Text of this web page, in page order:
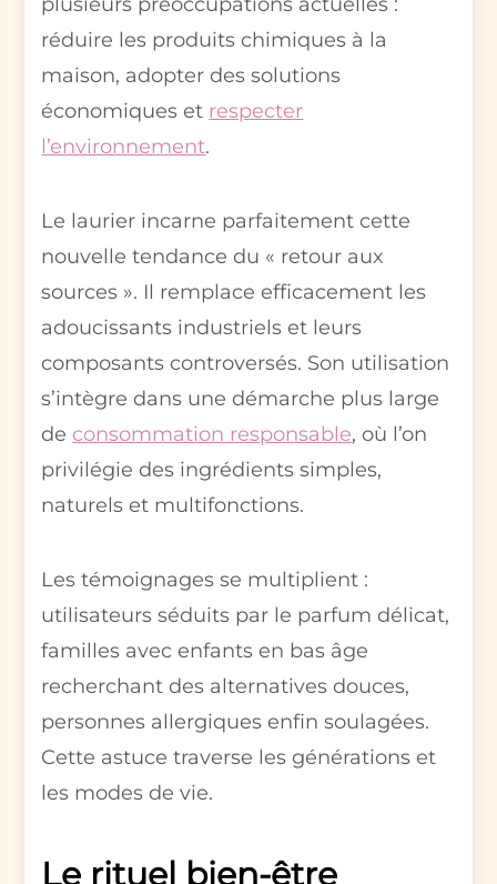
réduire les produits chimiques à la
maison, adopter des solutions
économiques et respecter
l’environnement.
Le laurier incarne parfaitement cette
nouvelle tendance du « retour aux
sources ». Il remplace efficacement les
adoucissants industriels et leurs
composants controversés. Son utilisation
s’intègre dans une démarche plus large
de consommation responsable, où l’on
privilégie des ingrédients simples,
naturels et multifonctions.
Les témoignages se multiplient :
utilisateurs séduits par le parfum délicat,
familles avec enfants en bas âge
recherchant des alternatives douces,
personnes allergiques enfin soulagées.
Cette astuce traverse les générations et
les modes de vie.
Le rituel bien-être